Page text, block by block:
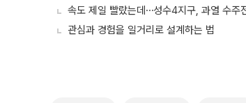
속도 제일 빨랐는데⋯성수4지구, 과열 수주
관심과 경험을 일거리로 설계하는 법